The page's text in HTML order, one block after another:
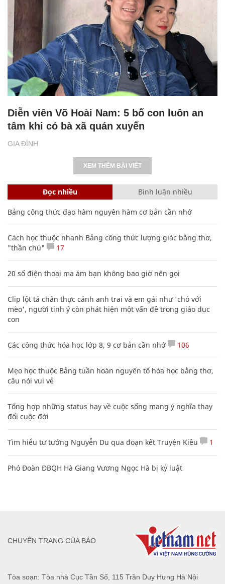
GIA ĐÌNH
Diễn viên Võ Hoài Nam: 5 bố con luôn an
tâm khi có bà xã quán xuyến
XEM THÊM BÀI VIẾT
Đọc nhiều Bình luận nhiều
Bảng công thức đạo hàm nguyên hàm cơ bản cần nhớ
Cách học thuộc nhanh Bảng công thức lượng giác bằng thơ,
"thần chú"
17
20 số điện thoại ma ám bạn không bao giờ nên gọi
Clip lột tả chân thực cảnh anh trai và em gái như 'chó với
mèo', người tinh ý còn phát hiện một vấn đề trong giáo dục
con
Các công thức hóa học lớp 8, 9 cơ bản cần nhớ 106
Mẹo học thuộc Bảng tuần hoàn nguyên tố hóa học bằng thơ,
câu nói vui vẻ
Tổng hợp những status hay về cuộc sống mang ý nghĩa thay
đổi cuộc đời
Tìm hiểu tư tưởng Nguyễn Du qua đoạn kết Truyện Kiều 1
Phó Đoàn ĐBQH Hà Giang Vương Ngọc Hà bị kỷ luật
Tòa soạn: Tòa nhà Cục Tần Số, 115 Trần Duy Hưng Hà Nội
CHUYÊN TRANG CỦA BÁO